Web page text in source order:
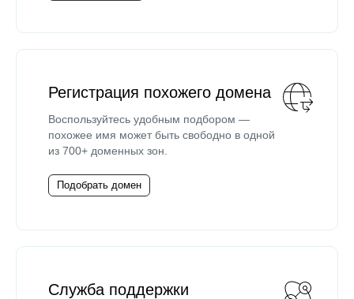
Регистрация похожего домена
Воспользуйтесь удобным подбором —
похожее имя может быть свободно в одной
из 700+ доменных зон.
Подобрать домен
Служба поддержки